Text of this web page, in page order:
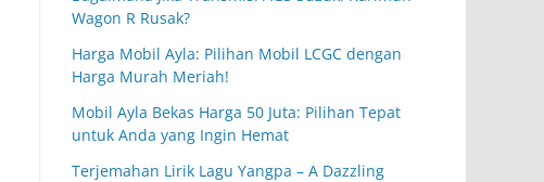
Wagon R Rusak?
Harga Mobil Ayla: Pilihan Mobil LCGC dengan
Harga Murah Meriah!
Mobil Ayla Bekas Harga 50 Juta: Pilihan Tepat
untuk Anda yang Ingin Hemat
Terjemahan Lirik Lagu Yangpa – A Dazzling